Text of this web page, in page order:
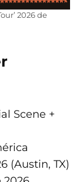
2026 de
Scene +
(Austin, TX)